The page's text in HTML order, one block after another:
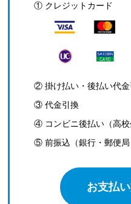
① クレジットカード
② 掛け払い・後払い代
③ 代金引換
④ コンビニ後払い（高校
⑤ 前振込（銀行・郵便局
お支払